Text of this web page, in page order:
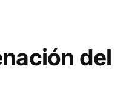
del